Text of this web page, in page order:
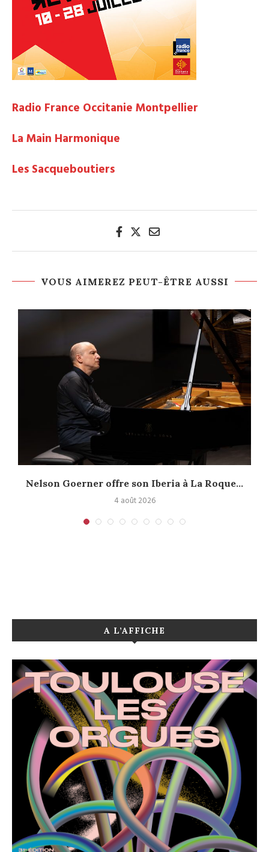
Radio France Occitanie Montpellier
La Main Harmonique
Les Sacqueboutiers
VOUS AIMEREZ PEUT-ÊTRE AUSSI
Nelson Goerner offre son Iberia à La Roque...
4 août 2026
A L’AFFICHE